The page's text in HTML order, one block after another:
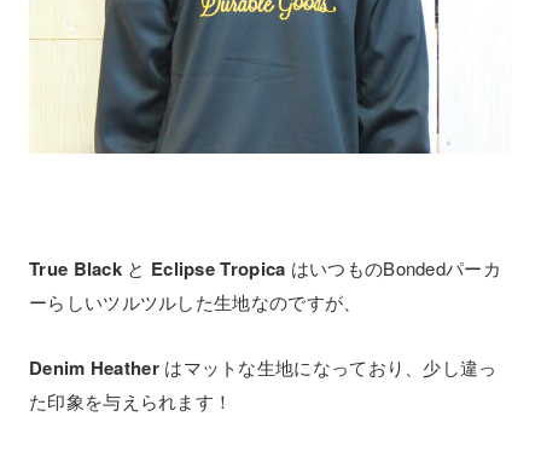
True Black と Eclipse Tropica はいつものBondedパーカ
ーらしいツルツルした生地なのですが、
Denim Heather はマットな生地になっており、 少し違っ
た印象を与えられます！